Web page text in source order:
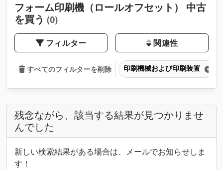
フォーム印刷機（ロールオフセット） 中古
を買う (0)
フィルター 関連性
すべてのフィルターを削除 印刷機械および印刷装置
残念ながら、該当する結果が見つかりませ
んでした
新しい検索結果がある場合は、メールでお知らせしま
す！